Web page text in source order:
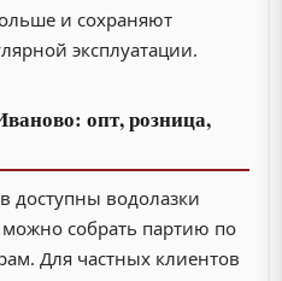
и сохраняют
эксплуатации.
опт, розница,
доступны водолазки
собрать партию по
Для частных клиентов